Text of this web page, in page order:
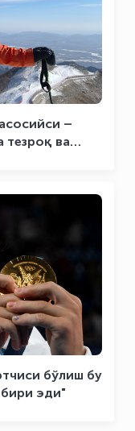
–
тезроқ ва
бўлиш бу
эди"